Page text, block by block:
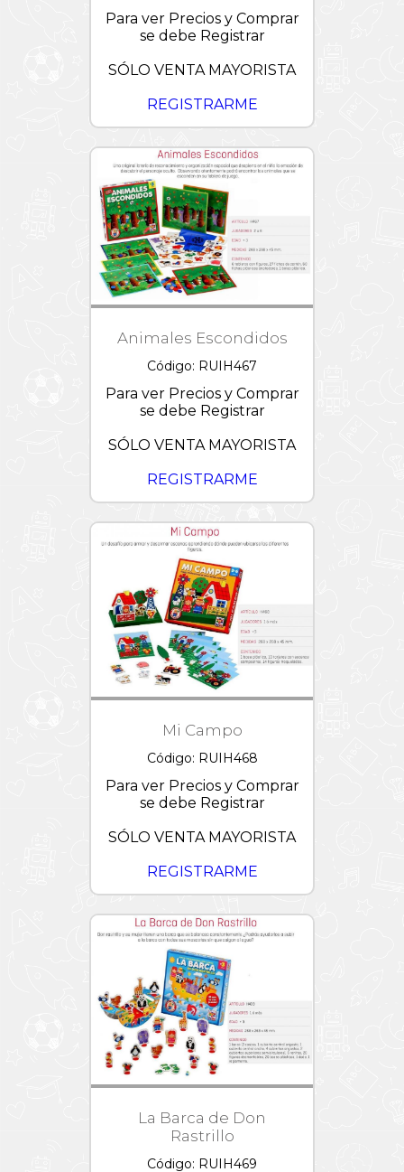
Para ver Precios y Comprar
se debe Registrar
SÓLO VENTA MAYORISTA
REGISTRARME
Animales Escondidos
Código: RUIH467
Para ver Precios y Comprar
se debe Registrar
SÓLO VENTA MAYORISTA
REGISTRARME
Mi Campo
Código: RUIH468
Para ver Precios y Comprar
se debe Registrar
SÓLO VENTA MAYORISTA
REGISTRARME
La Barca de Don
Rastrillo
Código: RUIH469